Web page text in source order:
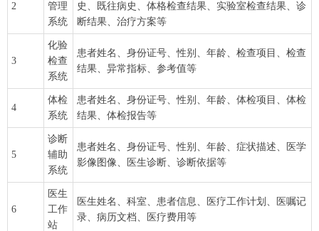
2
管理
系统
史、既往病史、体格检查结果、实验室检查结果、诊
断结果、治疗方案等
3
化验
检查
系统
患者姓名、身份证号、性别、年龄、检查项目、检查
结果、异常指标、参考值等
4
体检
系统
患者姓名、身份证号、性别、年龄、体检项目、体检
结果、体检报告等
5
诊断
辅助
系统
患者姓名、身份证号、性别、年龄、症状描述、医学
影像图像、医生诊断、诊断依据等
6
医生
工作
站
医生姓名、科室、患者信息、医疗工作计划、医嘱记
录、病历文档、医疗费用等